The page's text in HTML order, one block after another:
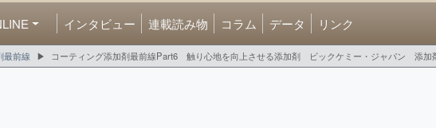
インタビュー 連載読み物 コラム データ リンク
最前線 コーティング添加剤最前線Part6 触り心地を向上させる添加剤 ビックケミー・ジャパン 添